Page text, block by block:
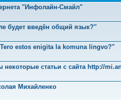
"Инфолайн-Смайл"
будет введён общий язык?"
estos enigita la komuna lingvo?"
некоторые статьи с сайта http://
Михайленко